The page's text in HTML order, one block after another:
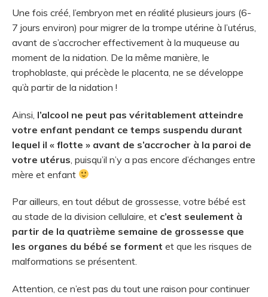
Une fois créé, l’embryon met en réalité plusieurs jours (6-
7 jours environ) pour migrer de la trompe utérine à l’utérus,
avant de s’accrocher effectivement à la muqueuse au
moment de la nidation. De la même manière, le
trophoblaste, qui précède le placenta, ne se développe
qu’à partir de la nidation !
Ainsi, l’alcool ne peut pas véritablement atteindre
votre enfant pendant ce temps suspendu durant
lequel il « flotte » avant de s’accrocher à la paroi de
votre utérus , puisqu’il n’y a pas encore d’échanges entre
mère et enfant
Par ailleurs, en tout début de grossesse, votre bébé est
au stade de la division cellulaire, et c’est seulement à
partir de la quatrième semaine de grossesse que
les organes du bébé se forment et que les risques de
malformations se présentent.
Attention, ce n’est pas du tout une raison pour continuer